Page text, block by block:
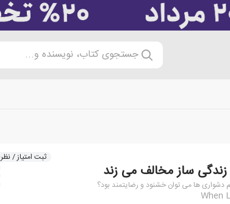
جستجوی کتاب، نویسنده و...
ثبت امتیاز / نظر
ساز مخالف می زند
دشواری ها می توان خشنود و رضایتمند بود؟
When